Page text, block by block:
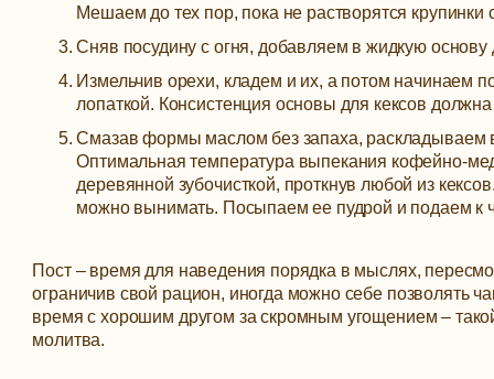
Мешаем до тех пор, пока не растворятся крупинки
Сняв посудину с огня, добавляем в жидкую основу
Измельчив орехи, кладем и их, а потом начинаем
лопаткой. Консистенция основы для кексов
Смазав формы маслом без запаха, раскладываем
Оптимальная температура выпекания кофейно-
деревянной зубочисткой, проткнув любой из
можно вынимать. Посыпаем ее пудрой и подаем к
Пост – время для наведения порядка в мыслях,
ограничив свой рацион, иногда можно себе позволять
время с хорошим другом за скромным угощением –
молитва.